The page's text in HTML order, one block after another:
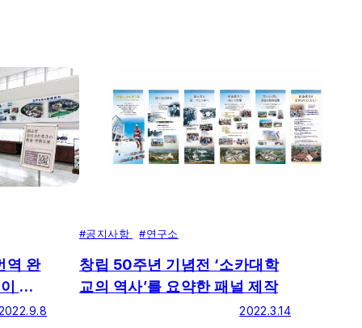
역 완
영
#공지사항 #연구소
창립 50주년 기념전 ‘소카대학
교의 역사’를 요약한 패널 제작
2022.3.14